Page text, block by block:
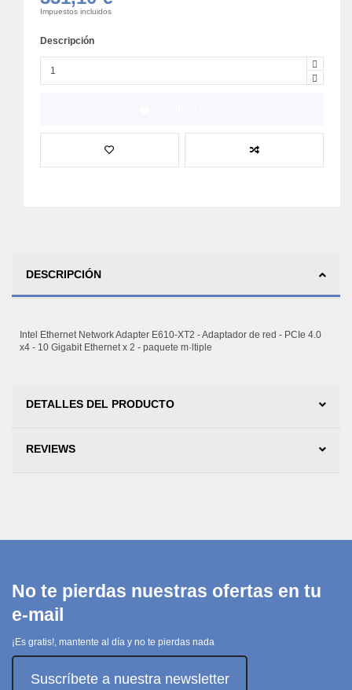
Impuestos incluidos
Descripción
DESCRIPCIÓN
Intel Ethernet Network Adapter E610-XT2 - Adaptador de red - PCIe 4.0
x4 - 10 Gigabit Ethernet x 2 - paquete m·ltiple
DETALLES DEL PRODUCTO
REVIEWS
No te pierdas nuestras ofertas en tu
e-mail
¡Es gratis!, mantente al día y no te pierdas nada
Suscríbete a nuestra newsletter